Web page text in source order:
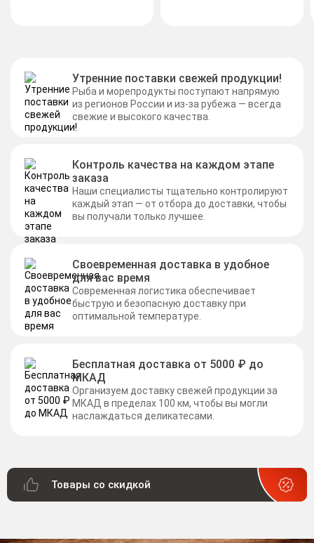
Утренние поставки свежей продукции!
Рыба и морепродукты поступают напрямую
из регионов России и из-за рубежа — всегда
свежие и высокого качества.
Контроль качества на каждом этапе
заказа
Наши специалисты тщательно контролируют
каждый этап — от отбора до доставки, чтобы
вы получали только лучшее.
Своевременная доставка в удобное
для вас время
Современная логистика обеспечивает
быструю и безопасную доставку при
оптимальной температуре.
Бесплатная доставка от 5000 ₽ до
МКАД
Организуем доставку свежей продукции за
МКАД в пределах 100 км, чтобы вы могли
наслаждаться деликатесами.
Товары со скидкой